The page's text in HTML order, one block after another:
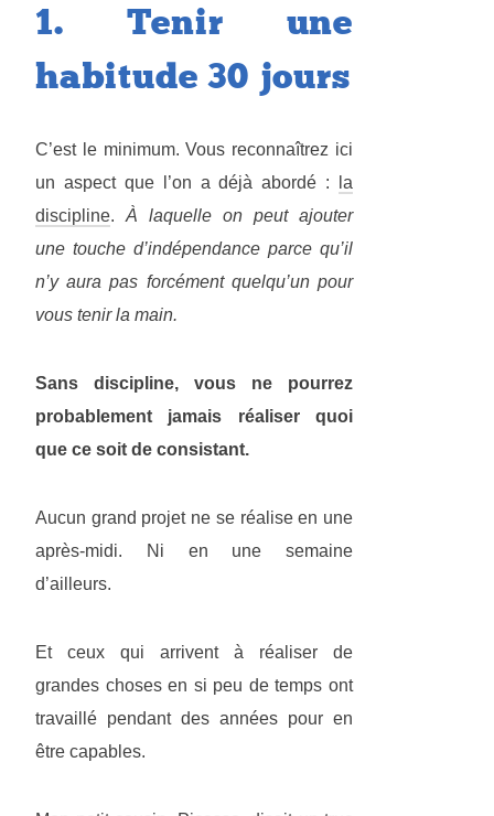
1. Tenir une
habitude 30 jours
C’est le minimum. Vous reconnaîtrez ici
un aspect que l’on a déjà abordé :
la
discipline. À laquelle on peut ajouter
une touche d’indépendance parce qu’il
n’y aura pas forcément quelqu’un pour
vous tenir la main.
Sans discipline, vous ne pourrez
probablement jamais réaliser quoi
que ce soit de consistant.
Aucun grand projet ne se réalise en une
après-midi. Ni en une semaine
d’ailleurs.
Et ceux qui arrivent à réaliser de
grandes choses en si peu de temps ont
travaillé pendant des années pour en
être capables.